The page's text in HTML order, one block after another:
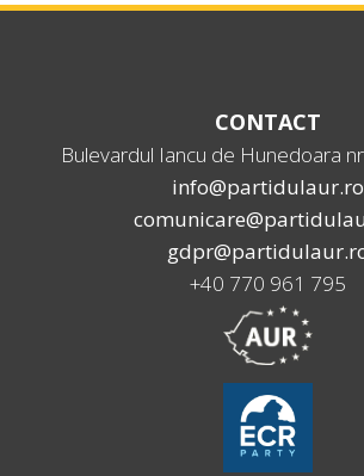
CONTACT
Bulevardul Iancu de Hunedoara
info@partidulaur.ro
+40 770 961 795